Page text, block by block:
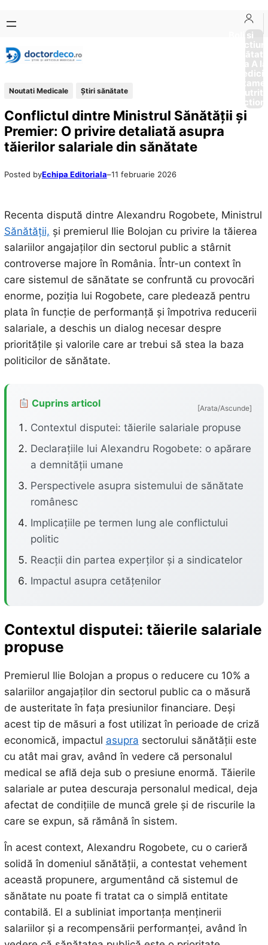
conținut
content
Boli si
Afectiuni
Sănătate
de la A
Noutati Medicale Ştiri sănătate
Conflictul dintre Ministrul Sănătății și
Premier: O privire detaliată asupra
tăierilor salariale din sănătate
Posted byEchipa Editoriala–11 februarie 2026
Recenta dispută dintre Alexandru Rogobete, Ministrul
Sănătății, și premierul Ilie Bolojan cu privire la tăierea
salariilor angajaților din sectorul public a stârnit
controverse majore în România. Într-un context în
care sistemul de sănătate se confruntă cu provocări
enorme, poziția lui Rogobete, care pledează pentru
plata în funcție de performanță și împotriva reducerii
salariale, a deschis un dialog necesar despre
prioritățile și valorile care ar trebui să stea la baza
politicilor de sănătate.
Cuprins articol [Arata/Ascunde]
Contextul disputei: tăierile salariale propuse
Declarațiile lui Alexandru Rogobete: o apărare
a demnității umane
Perspectivele asupra sistemului de sănătate
românesc
Implicațiile pe termen lung ale conflictului
politic
Reacții din partea experților și a sindicatelor
Impactul asupra cetățenilor
Contextul disputei: tăierile salariale
propuse
Premierul Ilie Bolojan a propus o reducere cu 10% a
salariilor angajaților din sectorul public ca o măsură
de austeritate în fața presiunilor financiare. Deși
acest tip de măsuri a fost utilizat în perioade de criză
economică, impactul asupra sectorului sănătății este
cu atât mai grav, având în vedere că personalul
medical se află deja sub o presiune enormă. Tăierile
salariale ar putea descuraja personalul medical, deja
afectat de condițiile de muncă grele și de riscurile la
care se expun, să rămână în sistem.
În acest context, Alexandru Rogobete, cu o carieră
solidă în domeniul sănătății, a contestat vehement
această propunere, argumentând că sistemul de
sănătate nu poate fi tratat ca o simplă entitate
contabilă. El a subliniat importanța menținerii
salariilor și a recompensării performanței, având în